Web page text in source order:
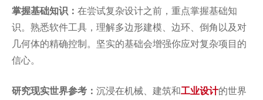
掌握基础知识： 在尝试复杂设计之前，重点掌握基础知
识。熟悉软件工具，理解多边形建模、边环、倒角以及对
几何体的精确控制。坚实的基础会增强你应对复杂项目的
信心。
研究现实世界参考： 沉浸在机械、建筑和工业设计的世界